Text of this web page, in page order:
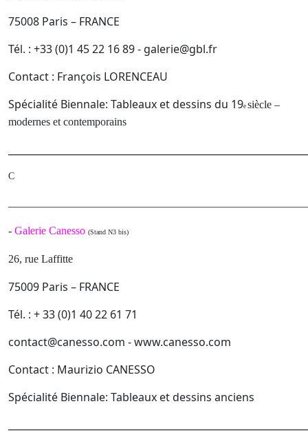
75008 Paris – FRANCE
Tél. : +33 (0)1 45 22 16 89 - galerie@gbl.fr
Contact : François LORENCEAU
Spécialité Biennale: Tableaux et dessins du 19e siècle –
modernes et contemporains
C
- Galerie Canesso (Stand N3 bis)
26, rue Laffitte
75009 Paris – FRANCE
Tél. : + 33 (0)1 40 22 61 71
contact@canesso.com - www.canesso.com
Contact : Maurizio CANESSO
Spécialité Biennale: Tableaux et dessins anciens